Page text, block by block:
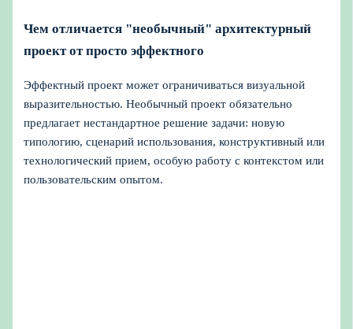
Чем отличается "необычный" архитектурный
проект от просто эффектного
Эффектный проект может ограничиваться визуальной
выразительностью. Необычный проект обязательно
предлагает нестандартное решение задачи: новую
типологию, сценарий использования, конструктивный или
технологический прием, особую работу с контекстом или
пользовательским опытом.